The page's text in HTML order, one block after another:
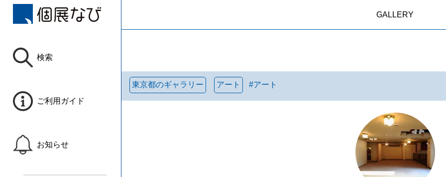
検索
ご利用ガイド
お知らせ
GALLERY
東京都のギャラリー アート #アート